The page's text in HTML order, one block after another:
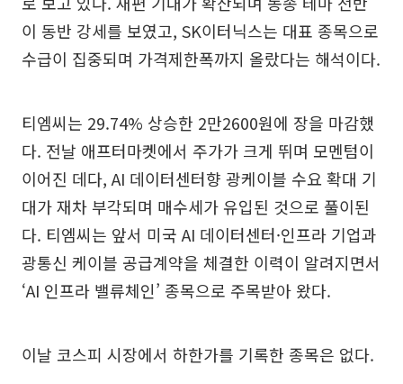
이 동반 강세를 보였고, SK이터닉스는 대표 종목으로
수급이 집중되며 가격제한폭까지 올랐다는 해석이다.
티엠씨는 29.74% 상승한 2만2600원에 장을 마감했
다. 전날 애프터마켓에서 주가가 크게 뛰며 모멘텀이
이어진 데다, AI 데이터센터향 광케이블 수요 확대 기
대가 재차 부각되며 매수세가 유입된 것으로 풀이된
다. 티엠씨는 앞서 미국 AI 데이터센터·인프라 기업과
광통신 케이블 공급계약을 체결한 이력이 알려지면서
‘AI 인프라 밸류체인’ 종목으로 주목받아 왔다.
이날 코스피 시장에서 하한가를 기록한 종목은 없다.